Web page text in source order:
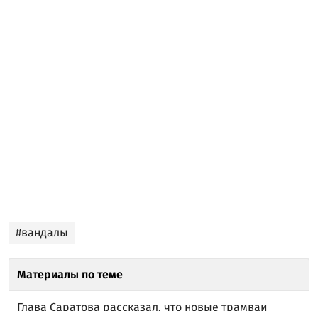
#вандалы
Материалы по теме
Глава Саратова рассказал, что новые трамваи